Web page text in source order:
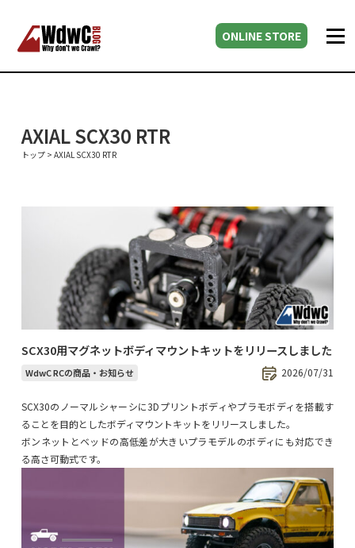
ONLINE STORE
AXIAL SCX30 RTR
トップ> AXIAL SCX30 RTR
SCX30用マグネットボディマウントキットをリリースしました
WdwC RCの商品・お知らせ 2026/07/31
SCX30のノーマルシャーシに3Dプリントボディやプラモボディを搭載す
ることを目的としたボディマウントキットをリリースしました。
ボンネットとベッドの高低差が大きいプラモデルのボディにも対応でき
る高さ可動式です。